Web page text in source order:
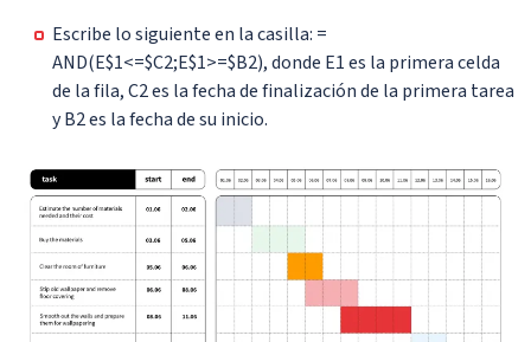
Escribe lo siguiente en la casilla: =
AND(E$1<=$C2;E$1>=$B2), donde E1 es la primera celda
de la fila, C2 es la fecha de finalización de la primera tarea
y B2 es la fecha de su inicio.